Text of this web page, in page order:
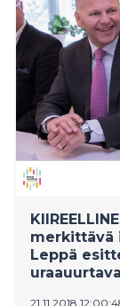
Claude
Jari Leppä on
Phil Hogania
Aloitteen
yhdessä.
merkittävä
Leppä
21.11.2018